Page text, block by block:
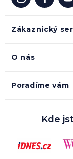
Zákaznický
O nás
Poradíme vám
Kde